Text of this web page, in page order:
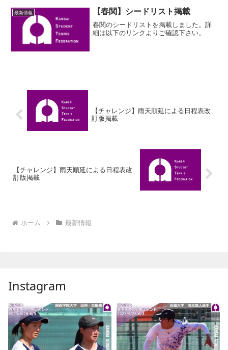
最新情報 【春関】シードリスト掲載
春関のシードリストを掲載しました。詳
細は以下のリンクよりご確認下さい。
【チャレンジ】雨天順延による日程表改
訂版掲載
【チャレンジ】雨天順延による日程表改
訂版掲載
ホーム 最新情報
Instagram